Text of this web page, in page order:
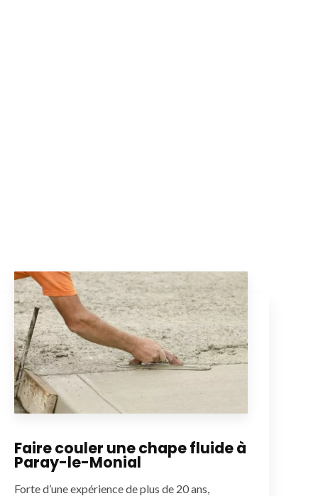
Faire couler une chape fluide à
Paray-le-Monial
Forte d’une expérience de plus de 20 ans,